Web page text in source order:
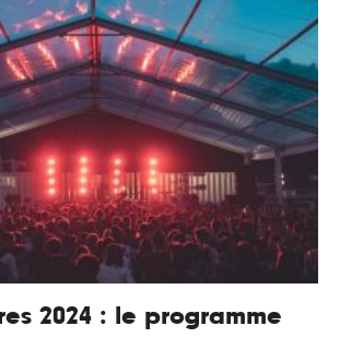
2024 : le programme